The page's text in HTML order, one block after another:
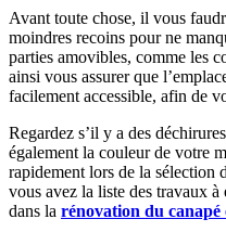
Avant toute chose, il vous
moindres recoins pour ne
parties amovibles, comme les
ainsi vous assurer que
facilement accessible, afin de
Regardez s’il y a des
également la couleur de votre
rapidement lors de la sélection
vous avez la liste des travaux
dans la rénovation du canapé